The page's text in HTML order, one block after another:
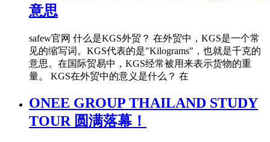
意思
safew官网 什么是KGS外贸？ 在外贸中，KGS是一个常
见的缩写词。KGS代表的是"Kilograms"，也就是千克的
意思。在国际贸易中，KGS经常被用来表示货物的重
量。 KGS在外贸中的意义是什么？ 在
ONEE GROUP THAILAND STUDY
TOUR 圆满落幕！